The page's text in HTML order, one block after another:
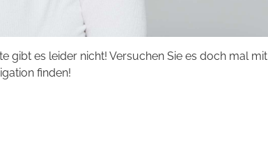
gibt es leider nicht! Versuchen Sie es doch mal mit
finden!